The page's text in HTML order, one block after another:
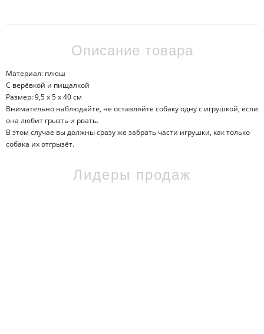
Описание товара
Материал: плюш
С верёвкой и пищалкой
Размер: 9,5 х 5 х 40 см
Внимательно наблюдайте, не оставляйте собаку одну с игрушкой, если
она любит грызть и рвать.
В этом случае вы должны сразу же забрать части игрушки, как только
собака их отгрызёт.
Лидеры продаж